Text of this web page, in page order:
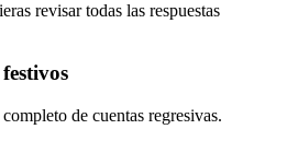
revisar todas las respuestas
de cuentas regresivas.